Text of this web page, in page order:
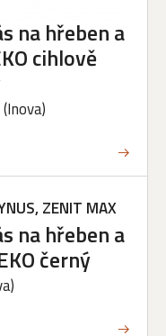
na hřeben a
cihlově
(Inova)
ZENIT MAX
na hřeben a
černý